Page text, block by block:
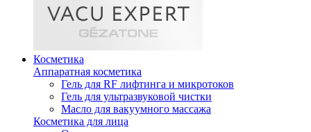
Косметика
Аппаратная косметика
Гель для RF лифтинга и микротоков
Гель для ультразвуковой чистки
Масло для вакуумного массажа
Косметика для лица